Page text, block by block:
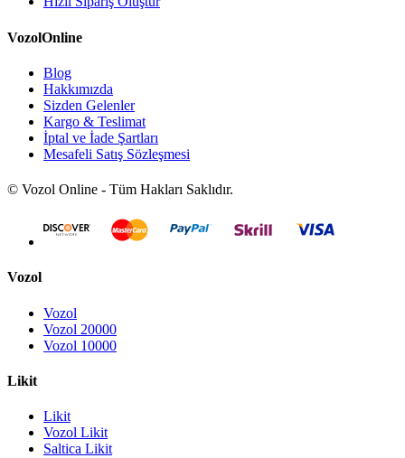
VozolOnline
Blog
Hakkımızda
Sizden Gelenler
Kargo & Teslimat
İptal ve İade Şartları
Mesafeli Satış Sözleşmesi
© Vozol Online - Tüm Hakları Saklıdır.
Vozol
Vozol
Vozol 20000
Vozol 10000
Likit
Likit
Vozol Likit
Saltica Likit